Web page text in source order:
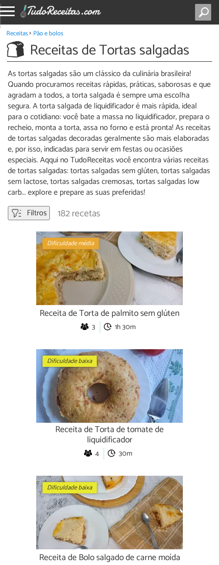
Receitas Pão e bolos
Receitas de Tortas salgadas
As tortas salgadas são um clássico da culinária brasileira!
Quando procuramos receitas rápidas, práticas, saborosas e que
agradam a todos, a torta salgada é sempre uma escolha
segura. A torta salgada de liquidificador é mais rápida, ideal
para o cotidiano: você bate a massa no liquidificador, prepara o
recheio, monta a torta, assa no forno e está pronta! As receitas
de tortas salgadas decoradas geralmente são mais elaboradas
e, por isso, indicadas para servir em festas ou ocasiões
especiais. Aqqui no TudoReceitas você encontra várias receitas
de tortas salgadas: tortas salgadas sem glúten, tortas salgadas
sem lactose, tortas salgadas cremosas, tortas salgadas low
carb... explore e prepare as suas preferidas!
Filtros
182 recetas
Dificuldade média
Receita de Torta de palmito sem glúten
3 1h 30m
Dificuldade baixa
Receita de Torta de tomate de
liquidificador
4 30m
Dificuldade baixa
Receita de Bolo salgado de carne moída